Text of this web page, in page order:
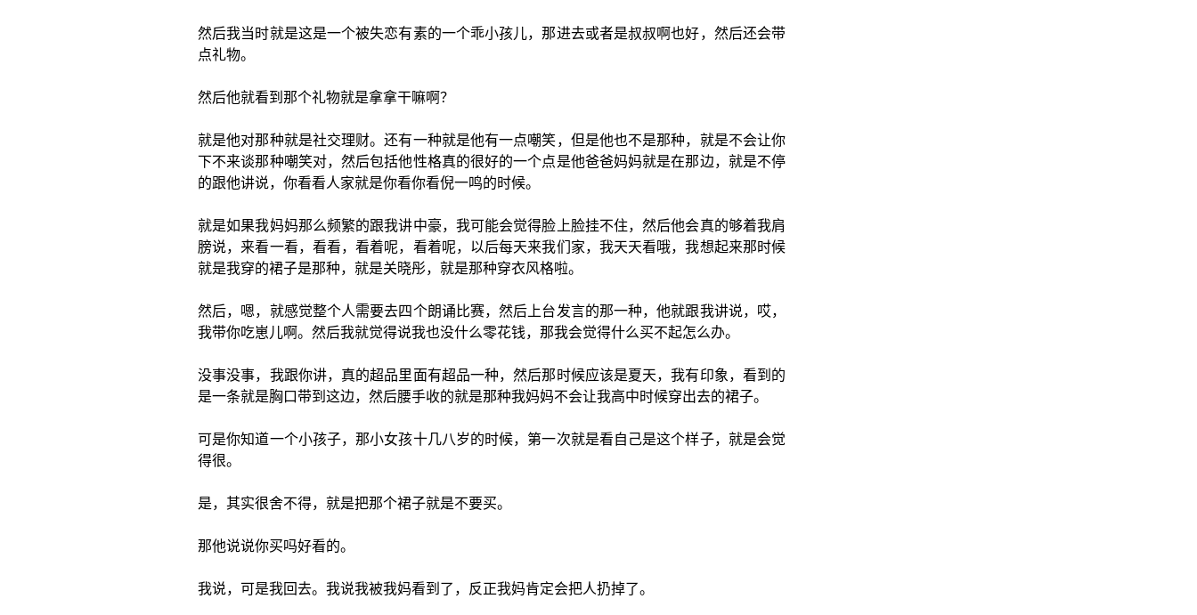
然后我当时就是这是一个被失恋有素的一个乖小孩儿，那进去或者是叔叔啊也好，然后还会带
点礼物。
然后他就看到那个礼物就是拿拿干嘛啊？
就是他对那种就是社交理财。还有一种就是他有一点嘲笑，但是他也不是那种，就是不会让你
下不来谈那种嘲笑对，然后包括他性格真的很好的一个点是他爸爸妈妈就是在那边，就是不停
的跟他讲说，你看看人家就是你看你看倪一鸣的时候。
就是如果我妈妈那么频繁的跟我讲中豪，我可能会觉得脸上脸挂不住，然后他会真的够着我肩
膀说，来看一看，看看，看着呢，看着呢，以后每天来我们家，我天天看哦，我想起来那时候
就是我穿的裙子是那种，就是关晓彤，就是那种穿衣风格啦。
然后，嗯，就感觉整个人需要去四个朗诵比赛，然后上台发言的那一种，他就跟我讲说，哎，
我带你吃崽儿啊。然后我就觉得说我也没什么零花钱，那我会觉得什么买不起怎么办。
没事没事，我跟你讲，真的超品里面有超品一种，然后那时候应该是夏天，我有印象，看到的
是一条就是胸口带到这边，然后腰手收的就是那种我妈妈不会让我高中时候穿出去的裙子。
可是你知道一个小孩子，那小女孩十几八岁的时候，第一次就是看自己是这个样子，就是会觉
得很。
是，其实很舍不得，就是把那个裙子就是不要买。
那他说说你买吗好看的。
我说，可是我回去。我说我被我妈看到了，反正我妈肯定会把人扔掉了。